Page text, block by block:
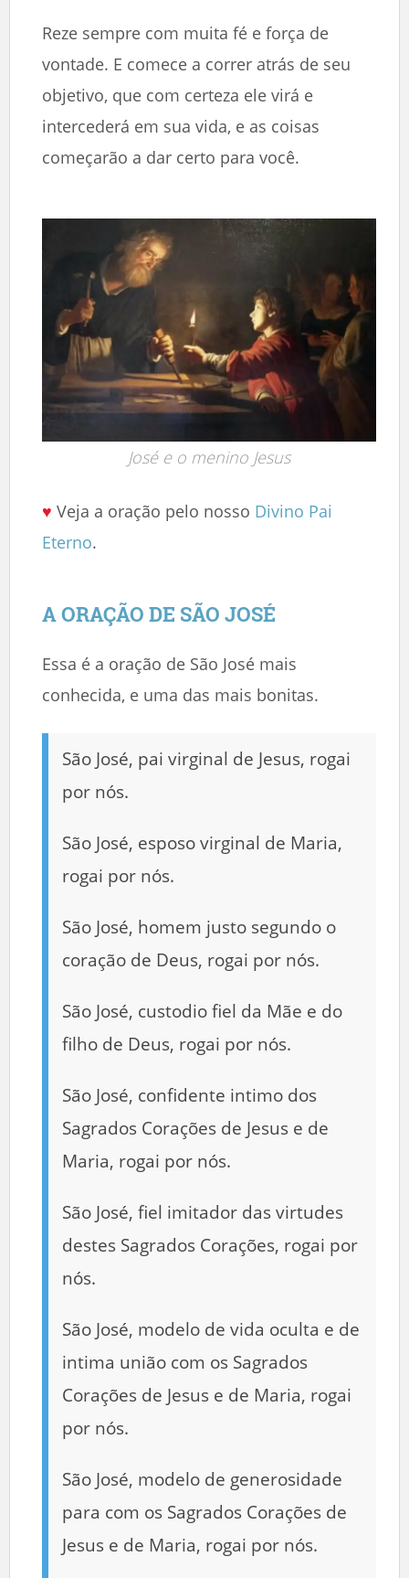
Reze sempre com muita fé e força de
vontade. E comece a correr atrás de seu
objetivo, que com certeza ele virá e
intercederá em sua vida, e as coisas
começarão a dar certo para você.
José e o menino Jesus
♥ Veja a oração pelo nosso Divino Pai
Eterno.
A ORAÇÃO DE SÃO JOSÉ
Essa é a oração de São José mais
conhecida, e uma das mais bonitas.
São José, pai virginal de Jesus, rogai
por nós.
São José, esposo virginal de Maria,
rogai por nós.
São José, homem justo segundo o
coração de Deus, rogai por nós.
São José, custodio fiel da Mãe e do
filho de Deus, rogai por nós.
São José, confidente intimo dos
Sagrados Corações de Jesus e de
Maria, rogai por nós.
São José, fiel imitador das virtudes
destes Sagrados Corações, rogai por
nós.
São José, modelo de vida oculta e de
intima união com os Sagrados
Corações de Jesus e de Maria, rogai
por nós.
São José, modelo de generosidade
para com os Sagrados Corações de
Jesus e de Maria, rogai por nós.